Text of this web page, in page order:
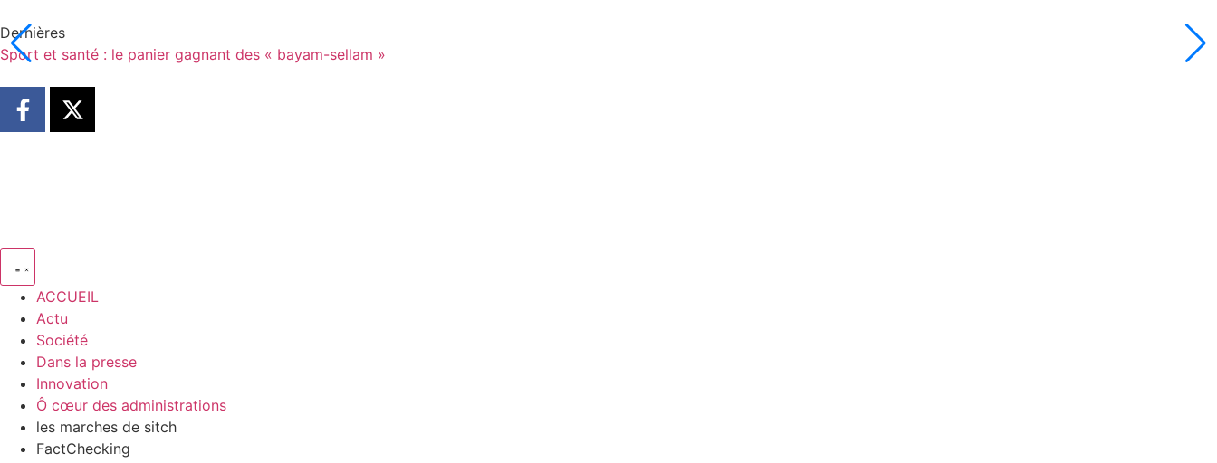
Dernières
Sport et santé : le panier gagnant des « bayam-sellam »
ACCUEIL
Actu
Société
Dans la presse
Innovation
Ô cœur des administrations
les marches de sitch
FactChecking